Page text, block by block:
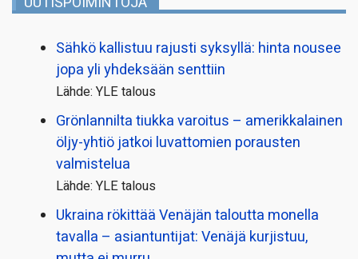
Sähkö kallistuu rajusti syksyllä: hinta nousee
jopa yli yhdeksään senttiin
Lähde: YLE talous
Grönlannilta tiukka varoitus – amerikkalainen
öljy-yhtiö jatkoi luvattomien porausten
valmistelua
Lähde: YLE talous
Ukraina rökittää Venäjän taloutta monella
tavalla – asiantuntijat: Venäjä kurjistuu,